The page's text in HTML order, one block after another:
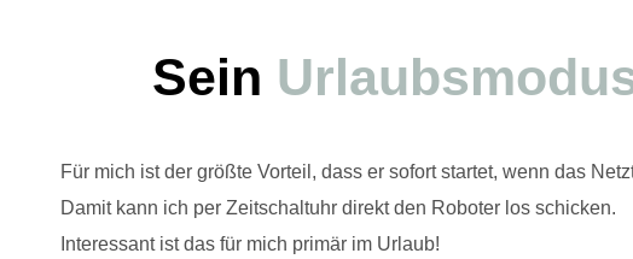
Sein
Für mich ist der größte Vorteil, dass er sofort startet, wenn das
Damit kann ich per Zeitschaltuhr direkt den Roboter los schicken.
Interessant ist das für mich primär im Urlaub!